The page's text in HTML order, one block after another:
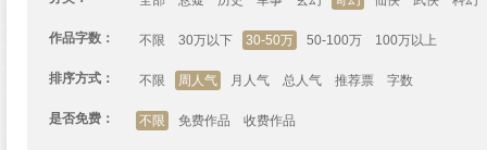
作品字数： 不限 30万以下 30-50万 50-100万 100万以上
排序方式： 不限 周人气 月人气 总人气 推荐票 字数
是否免费： 不限 免费作品 收费作品